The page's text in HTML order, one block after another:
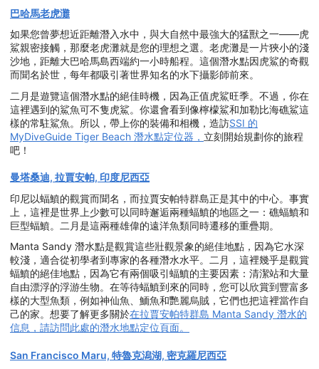
巴哈馬老虎灘
如果您曾夢想近距離潛入水中，與大自然中最強大的猛獸之一——虎
鯊親密接觸，那麼老虎灘就是您的理想之選。老虎灘是一片狹小的淺
沙地，距離大巴哈馬島西端約一小時船程。這個潛水點因虎鯊的奇觀
而聞名於世，每年都吸引著世界知名的水下攝影師前來。
二月是遊覽這個潛水點的絕佳時機，因為正值虎鯊旺季。不過，你在
這裡遇到的鯊魚可不隻虎鯊。你還會看到像檸檬鯊和加勒比海礁鯊這
樣的常駐鯊魚。所以，帶上你的裝備和相機，造訪SSI 的
MyDiveGuide Tiger Beach 潛水點定位器， 立刻開始規劃你的旅程
吧！
曼塔桑迪, 拉賈安帕, 印度尼西亞
印尼以蝠鱝的觀賞而聞名，而拉賈安帕特群島正是其中的中心。事實
上，這裡是世界上少數可以同時邂逅兩種蝠鱝的地區之一：礁蝠鱝和
巨型蝠鱝。二月是這兩種雄偉的遠洋魚類同時遷移的重疊期。
Manta Sandy 潛水點是觀賞這些壯觀景象的絕佳地點，因為它水深
較淺，適合從初學者到專家的各種潛水水平。二月，這裡幾乎是觀賞
蝠鱝的絕佳地點，因為它有兩個吸引蝠鱝的主要因素：清潔站和大量
自由漂浮的浮游生物。在等待蝠鱝到來的同時，您可以欣賞到豐富多
樣的大型魚類，例如神仙魚、鮞魚和艷麗烏賊，它們也把這裡當作自
己的家。想要了解更多關於在拉賈安帕特群島 Manta Sandy 潛水的
信息，請訪問此處的潛水地點定位頁面。
San Francisco Maru, 特魯克潟湖, 密克羅尼西亞